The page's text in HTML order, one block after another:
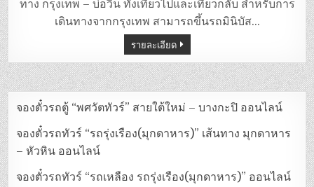
เส้น
ทาง
กรุงเทพ
–
ทาง กรุงเทพ – บ่อวิน ทั้งเที่ยวไปและเที่ยวกลับ สำหรับการ
เดินทางจากกรุงเทพ สามารถขึ้นรถมินิบัส…
รายละเอียด
จองตั๋วรถตู้ “พศวัตทัวร์” สายใต้ใหม่ – บางกะปิ ออนไลน์
จองตั๋วรถทัวร์ “รถรุ่งเรือง(มุกดาหาร)” เส้นทาง มุกดาหาร
– หัวหิน ออนไลน์
จองตั๋วรถทัวร์ “รถเหลือง รถรุ่งเรือง(มุกดาหาร)” ออนไลน์